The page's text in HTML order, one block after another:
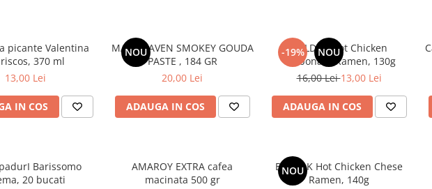
picante Valentina
370 ml
13,00 Lei
IN COS
NOU
MAC HEAVEN SMOKEY GOUDA
PASTE , 184 GR
20,00 Lei
ADAUGA IN COS
-19% NOU
BULDAK Hot Chicken
Carbonara Ramen, 130g
16,00 Lei13,00 Lei
ADAUGA IN COS
Barissomo
20 bucati
AMAROY EXTRA cafea
macinata 500 gr
NOU
BULDAK Hot Chicken Chese
Ramen, 140g